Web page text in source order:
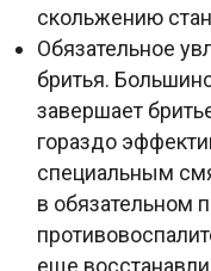
скольжению
Обязательное
бритья.
завершает
гораздо
специальным
в обязательном
еще